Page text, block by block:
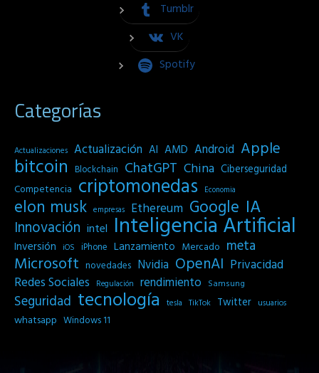
Tumblr
VK
Spotify
Categorías
Actualizaciones Actualización AI AMD Android Apple
bitcoin Blockchain ChatGPT China Ciberseguridad
Competencia criptomonedas Economia
elon musk empresas Ethereum Google IA
Innovación intel Inteligencia Artificial
Inversión iOS iPhone Lanzamiento Mercado meta
Microsoft novedades Nvidia OpenAI Privacidad
Redes Sociales
Regulación rendimiento Samsung
Seguridad tecnología tesla TikTok Twitter usuarios
whatsapp Windows 11